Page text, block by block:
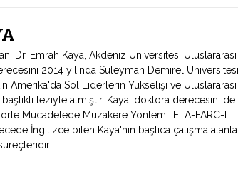
Dr. Emrah Kaya, Akdeniz Üniversitesi
2014 yılında Süleyman Demirel
Amerika'da Sol Liderlerin Yükselişi ve
teziyle almıştır. Kaya, doktora derecesini de
Mücadelede Müzakere Yöntemi: ETA-FARC-
İngilizce bilen Kaya'nın başlıca çalışma